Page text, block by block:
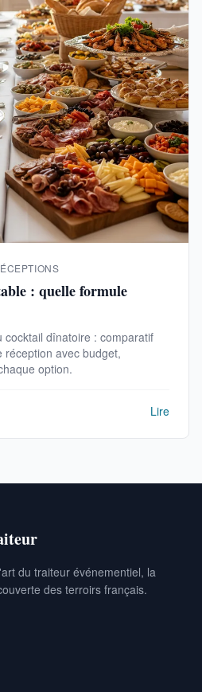
: quelle formule
cocktail dînatoire : comparatif
avec budget,
option.
Lire
du traiteur événementiel, la
des terroirs français.